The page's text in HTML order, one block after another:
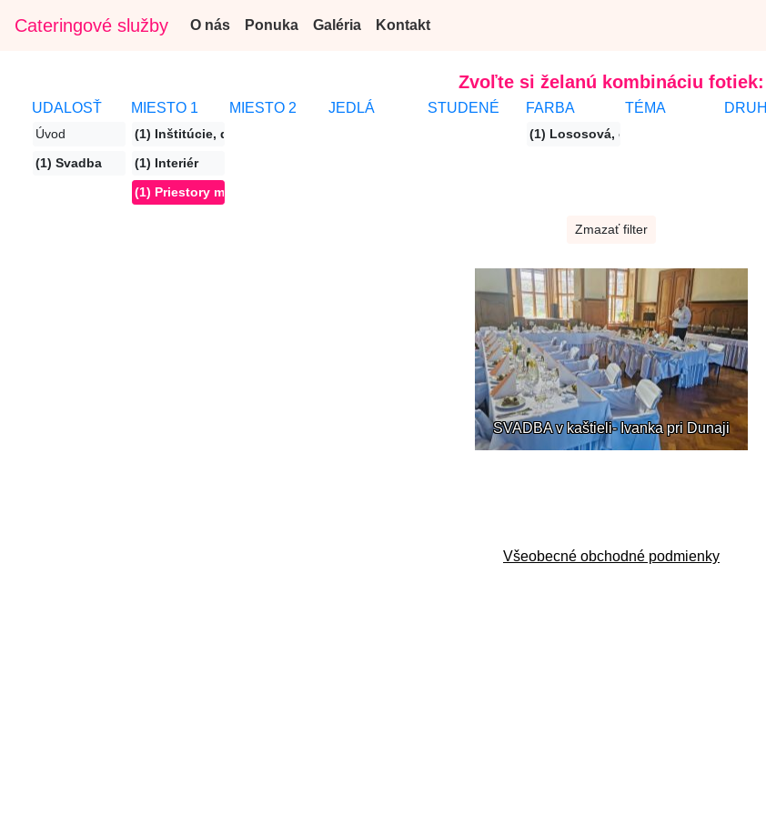
Cateringové služby O nás Ponuka Galéria Kontakt
Zvoľte si želanú kombináciu fotiek:
UDALOSŤ
Úvod
(1) Svadba
MIESTO 1
(1) Inštitúcie, divadlá
(1) Interiér
(1) Priestory mimo Bratislavy
MIESTO 2 JEDLÁ STUDENÉ FARBA
(1) Lososová, oranžová
TÉMA DRUH
Zmazať filter
SVADBA v kaštieli- Ivanka pri Dunaji
Všeobecné obchodné podmienky